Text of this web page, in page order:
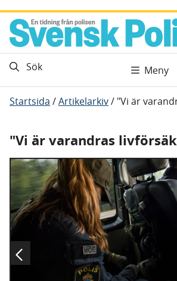
Gå direkt till innehåll
Sök Meny
Startsida /Artikelarkiv/ "Vi är
"Vi är varandras